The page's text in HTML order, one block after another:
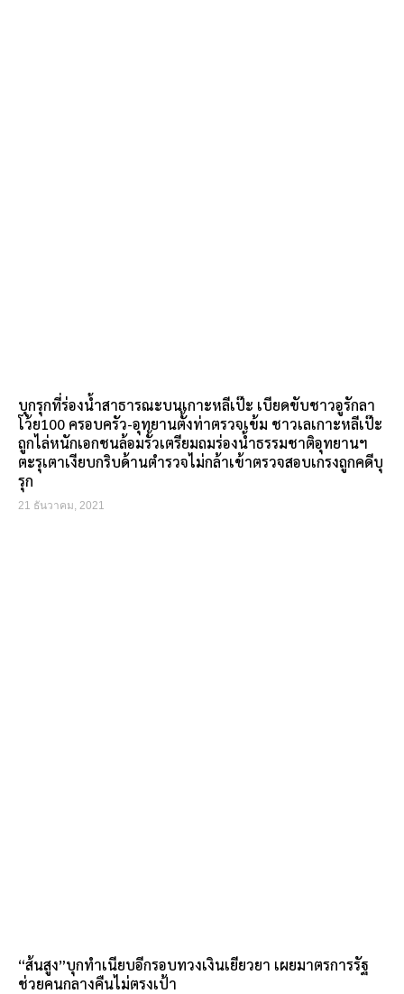
บุกรุกที่ร่องน้ำสาธารณะบนเกาะหลีเป๊ะ เบียดขับชาวอูรักลา
โว้ย100 ครอบครัว-อุทยานตั้งท่าตรวจเข้ม ชาวเลเกาะหลีเป๊ะ
ถูกไล่หนักเอกชนล้อมรั้วเตรียมถมร่องน้ำธรรมชาติอุทยานฯ
ตะรุเตาเงียบกริบด้านตำรวจไม่กล้าเข้าตรวจสอบเกรงถูกคดีบุ
รุก
21 ธันวาคม, 2021
“ส้นสูง”บุกทำเนียบอีกรอบทวงเงินเยียวยา เผยมาตรการรัฐ
ช่วยคนกลางคืนไม่ตรงเป้า